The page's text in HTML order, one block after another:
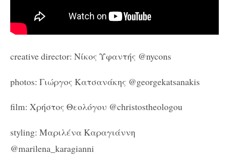
creative director: Νίκος Υφαντής @nycons
photos: Γιώργος Κατσανάκης @georgekatsanakis
film: Χρήστος Θεολόγου @christostheologou
styling: Μαριλένα Καραγιάννη
@marilena karagianni